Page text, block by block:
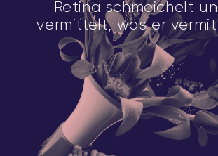
Retina schmeichelt
vermittelt, was er